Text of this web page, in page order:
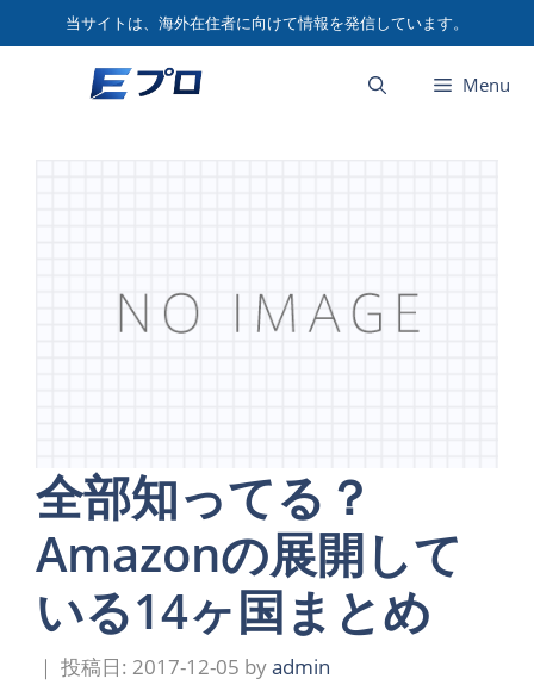
ン
当サイトは、海外在住者に向けて情報を発信しています。
Menu
全部知ってる？
Amazonの展開して
いる14ヶ国まとめ
2017-12-05 byadmin